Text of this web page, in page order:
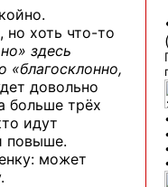
но хоть что-то
здесь
«благосклонно,
довольно
больше трёх
идут
повыше.
может